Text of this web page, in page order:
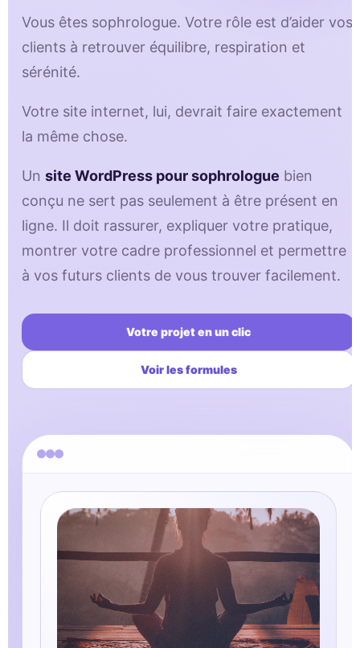
Vous êtes sophrologue. Votre rôle est d’aider vos
clients à retrouver équilibre, respiration et
sérénité.
Votre site internet, lui, devrait faire exactement
la même chose.
Unsite WordPress pour sophrologue bien
conçu ne sert pas seulement à être présent en
ligne. Il doit rassurer, expliquer votre pratique,
montrer votre cadre professionnel et permettre
à vos futurs clients de vous trouver facilement.
Votre projet en un clic
Voir les formules